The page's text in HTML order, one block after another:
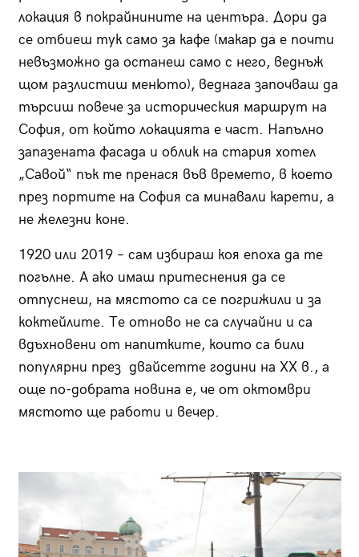
локация в покрайнините на центъра. Дори да
се отбиеш тук само за кафе (макар да е почти
невъзможно да останеш само с него, веднъж
щом разлистиш менюто), веднага започваш да
търсиш повече за историческия маршрут на
София, от който локацията е част. Напълно
запазената фасада и облик на стария хотел
„Савой“ пък те пренася във времето, в което
през портите на София са минавали карети, а
не железни коне.
1920 или 2019 – сам избираш коя епоха да те
погълне. А ако имаш притеснения да се
отпуснеш, на мястото са се погрижили и за
коктейлите. Те отново не са случайни и са
вдъхновени от напитките, които са били
популярни през двайсетте години на XX в., а
още по-добрата новина е, че от октомври
мястото ще работи и вечер.